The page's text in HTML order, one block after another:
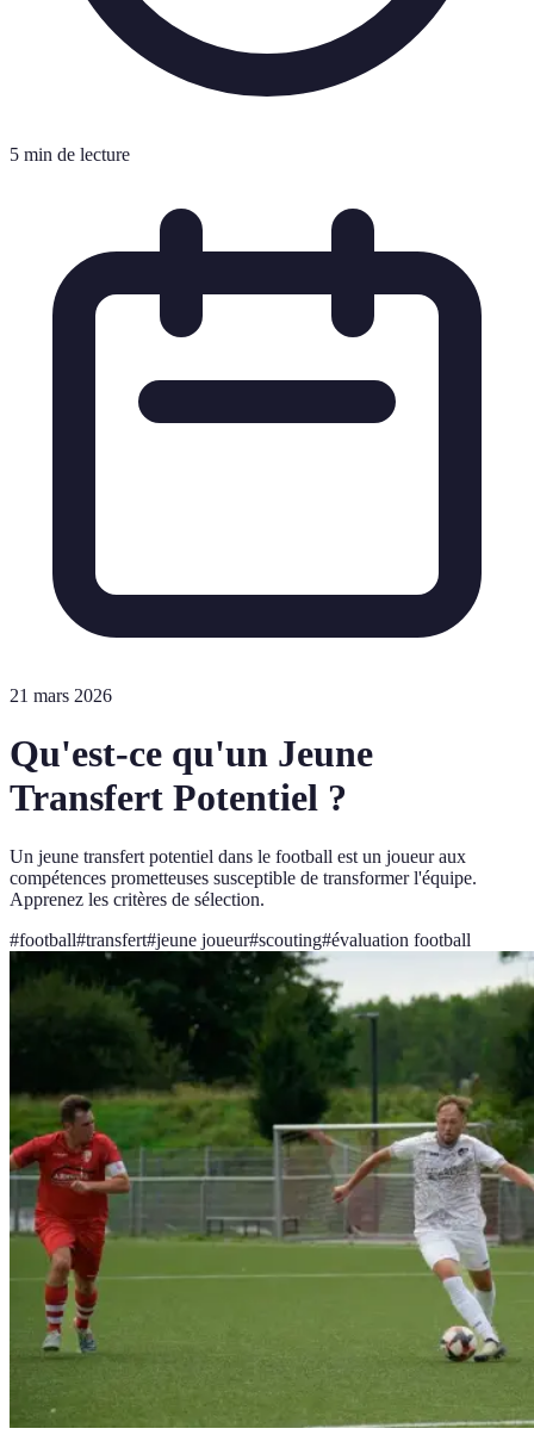
5 min de lecture
21 mars 2026
Qu'est-ce qu'un Jeune
Transfert Potentiel ?
Un jeune transfert potentiel dans le football est un joueur aux
compétences prometteuses susceptible de transformer l'équipe.
Apprenez les critères de sélection.
#football#transfert#jeune joueur#scouting#évaluation football